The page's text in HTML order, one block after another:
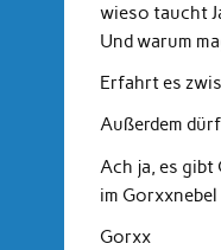
wieso taucht
Und warum
Erfahrt es
Außerdem
Ach ja, es gibt
im
Gorxx